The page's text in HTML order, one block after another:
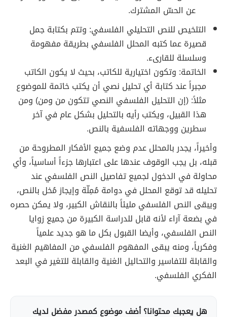
عن الحسّ المشترك.
التلخيص للنص التحليلي الفلسفي: وتتم بكتابة جمل
قصيرة عما كتبه المحلل الفلسفي بطريقة مفهومة
وسلسلة للقارىء.
الخاتمة: وتكون اختيارية للكاتب، بحيث لا يكون الكاتب
مجبراً عند كتابة أي تحليل نصي أن يكتب خاتمة للموضوع
مثلاً: (إن التحليل الفلسفي النصي تتكون من ومن) ومن
هذا القبيل، ويكتب رأيه بالتحليل بشكل عام في آخر
سطرين ووجهاته الفلسفية بالنص.
وأخيراً، يجدر بالمحلل عدم وضع جميع الأفكار المطروحة من
قبله، بل يجب الوقوف عندها على اعتبارها جزءاً أساسياً، وأي
محاولة في الدخول لجميع تفاصيل النص الفلسفي عند
تحليله قد توقع المحلل في دوامة مُمِلّة وإيجاز مُخل بالنص،
ويبقى النص الفلسفي مليئاً بالنقاش الكبير، ولا يمكن حصره
في بضعة آراء لأنه قابل للدراسة الكبيرة من جميع زوايا
النص الفلسفي، وأيضا القبول بكل ما هو جديد علمياً
وفكرياً، ومنه يبقى المفهوم الفلسفي من المفاهيم الغنية
والقابلة للتفاسير والتحاليل الغنية والقابلة للتغير في البعد
الفكري الفلسفي.
هل يعجبك محتوانا؟ أضف موضوع كمصدر مفضل لديك